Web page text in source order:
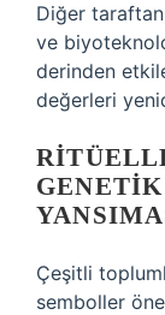
Diğer
ve
derinden
değerleri
Çeşitli
semboller